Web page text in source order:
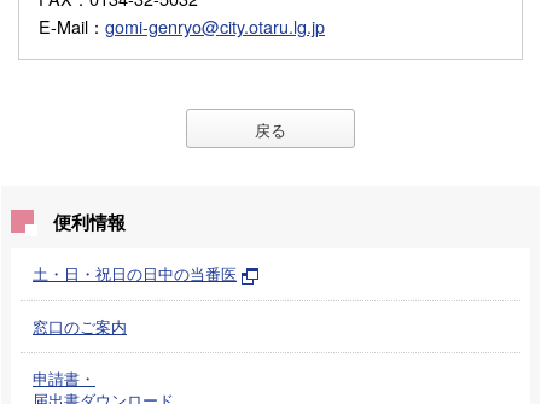
E-Mail ： gomi-genryo@city.otaru.lg.jp
戻る
便利情報
土・日・祝日の日中の当番医
窓口のご案内
申請書・